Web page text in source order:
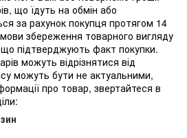
що їдуть на обмін або
за рахунок покупця протягом 14
збереження товарного вигляду
що підтверджують факт покупки.
можуть відрізнятися від
можуть бути не актуальними,
про товар, звертайтеся в